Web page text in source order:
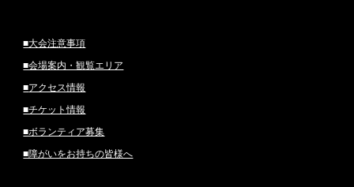
■大会注意事項
■会場案内・観覧エリア
■アクセス情報
■チケット情報
■ボランティア募集
■障がいをお持ちの皆様へ